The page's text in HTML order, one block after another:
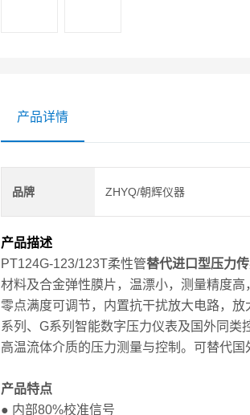
产品详情
品牌 ZHYQ/朝辉仪器
产品描述
PT124G-123/123T柔性管替代进口型压力
材料及合金弹性膜片，温漂小，测量精度高
零点满度可调节，内置抗干扰放大电路，
系列、G系列智能数字压力仪表及国外同类
高温流体介质的压力测量与控制。可替代国
产品特点
● 内部80%校准信号